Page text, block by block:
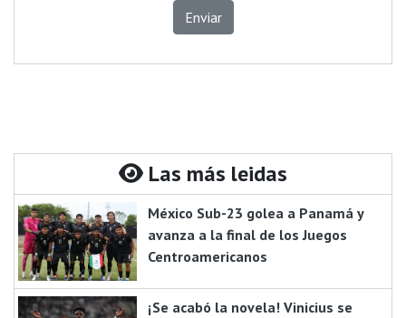
Enviar
Las más leidas
México Sub-23 golea a Panamá y
avanza a la final de los Juegos
Centroamericanos
¡Se acabó la novela! Vinicius se